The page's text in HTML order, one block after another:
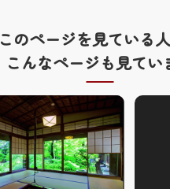
このページを見ている人
こんなページも見てい